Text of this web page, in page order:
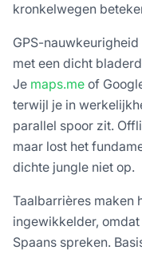
kronkelwegen
GPS-
met een dicht
Je maps.me of
terwijl je in
parallel spoor zit.
maar lost het
dichte jungle niet op.
Taalbarrières maken
ingewikkelder,
Spaans spreken.